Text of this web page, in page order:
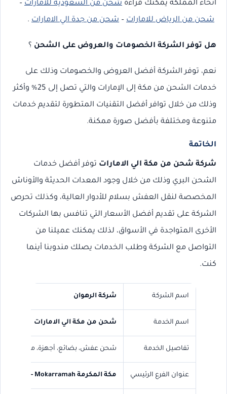
انحاء المملكة يمكنك قراءة شحن من السعودية للامارات –
شحن من الرياض للامارات – شحن من جدة الي الامارات .
هل توفر الشركة الخصومات والعروض على الشحن ؟
نعم، توفر الشركة أفضل العروض والخصومات وذلك على
خدمات الشحن من مكة إلى الإمارات والتي تصل إلى 25% وأكثر
وذلك من خلال توافر أفضل التقنيات المتطورة لتقديم خدمات
متنوعة ومختلفة بأفضل صورة ممكنة.
الخاتمة
شركة شحن من مكة الي الامارات توفر أفضل خدمات
الشحن البري وذلك من خلال وجود المعدات الحديثة والأوناش
المخصصة لنقل العفش بسلام للأدوار العالية، وكذلك تحرص
الشركة على تقديم أفضل الأسعار التي تنافس بها الشركات
الأخرى المتواجدة في الأسواق، لذلك يمكنك عميلنا من
التواصل مع الشركة وطلب الخدمات يصلك مندوبنا أينما
كنت.
اسم الشركة شركة الرهوان
اسم الخدمة شحن من مكة الي الامارات
تفاصيل الخدمة شحن عفش، بضائع، أجهزة، معدات،
عنوان الفرع الرئيسي مكة المكرمة Al- Mokarramah